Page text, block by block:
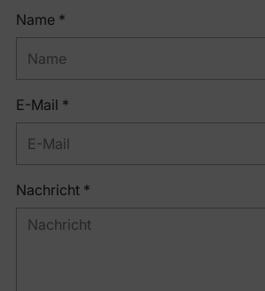
Name *
E-Mail *
Nachricht *